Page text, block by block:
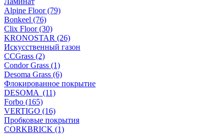
Alpine Floor (79)
Bonkeel (76)
Clix Floor (30)
KRONOSTAR (26)
Искусственный газон
CCGrass (2)
Condor Grass (1)
Desoma Grass (6)
Флокированное покрытие
DESOMA (11)
Forbo (165)
VERTIGO (16)
Пробковые покрытия
CORKBRICK (1)